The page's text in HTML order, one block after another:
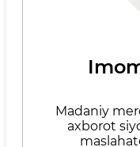
Madaniy
axborot